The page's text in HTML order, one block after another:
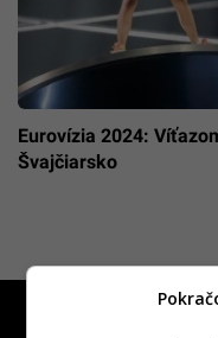
Eurovízia 2024:
Švajčiarsko